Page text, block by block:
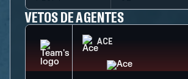
VETOS DE AGENTES
ACE